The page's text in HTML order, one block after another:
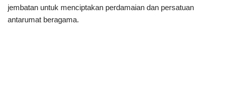
jembatan untuk menciptakan perdamaian dan persatuan
antarumat beragama.